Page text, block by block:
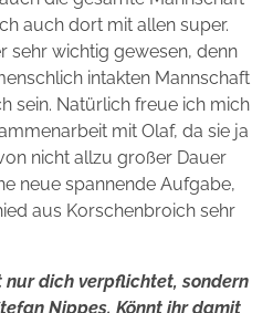
auch dort mit allen super.
sehr wichtig gewesen, denn
intakten Mannschaft
sein. Natürlich freue ich mich
mit Olaf, da sie ja
nicht allzu großer Dauer
neue spannende Aufgabe,
aus Korschenbroich sehr
nur dich verpflichtet, sondern
Nippes. Könnt ihr damit